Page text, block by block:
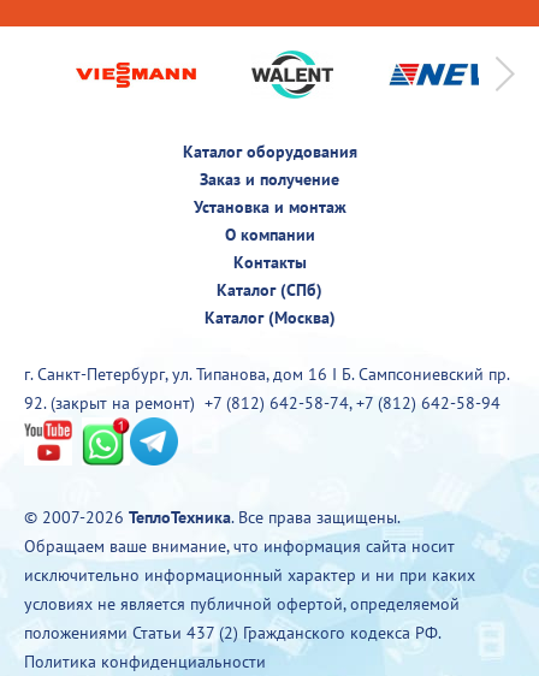
Каталог оборудования
Заказ и получение
Установка и монтаж
О компании
Контакты
Каталог (СПб)
Каталог (Москва)
г. Санкт-Петербург, ул. Типанова, дом 16 I Б. Сампсониевский пр.
92. (закрыт на ремонт) +7 (812) 642-58-74,+7 (812) 642-58-94
© 2007-2026 ТеплоТехника. Все права защищены.
Обращаем ваше внимание, что информация сайта носит
исключительно информационный характер и ни при каких
условиях не является публичной офертой, определяемой
положениями Статьи 437 (2) Гражданского кодекса РФ.
Политика конфиденциальности